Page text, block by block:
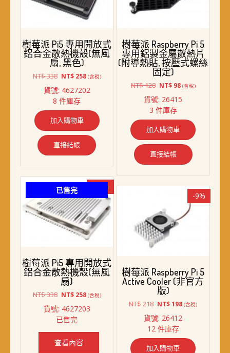
樹莓派 Pi5 專用開放式
鋁合金散熱機殼(無風
扇, 黑色)
NT$338 原
價
格：
NT$ 338。
NT$258目
價
NT$ 258。
(含稅)
貨號: 4627202
8 件庫存
加入購物車
直接結帳
樹莓派 Raspberry Pi 5
專用鋁製金屬散熱片
(附導熱貼, 按壓式螺絲
固定)
NT$128 原
價
格：
NT$ 128。
NT$98目
價
NT$ 98。
(含稅)
貨號: 26415
3 件庫存
加入購物車
直接結帳
已售完 -24%
樹莓派 Pi5 專用開放式
鋁合金散熱機殼(無風
扇)
NT$338 原
價
格：
NT$ 338。
NT$258目
價
NT$ 258。
(含稅)
貨號: 4627203
已售完
查看內容
-9%
樹莓派 Raspberry Pi 5
Active Cooler (非官方
版)
NT$218 原
價
格：
NT$ 218。
NT$198目
價
NT$ 198。
(含稅)
貨號: 26412
12 件庫存
加入購物車